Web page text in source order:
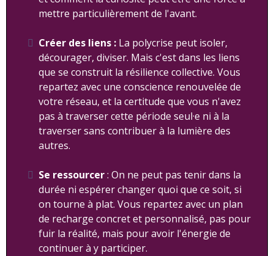
mettre particulièrement de l'avant.
Créer des liens : La polycrise peut isoler,
décourager, diviser. Mais c'est dans les liens
que se construit la résilience collective. Vous
repartez avec une conscience renouvelée de
votre réseau, et la certitude que vous n'avez
pas à traverser cette période seul·e ni à la
traverser sans contribuer à la lumière des
autres.
Se ressourcer: On ne peut pas tenir dans la
durée ni espérer changer quoi que ce soit, si
on tourne à plat. Vous repartez avec un plan
de recharge concret et personnalisé, pas pour
fuir la réalité, mais pour avoir l'énergie de
continuer à y participer.